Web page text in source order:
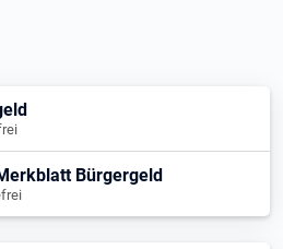
Bürgergeld